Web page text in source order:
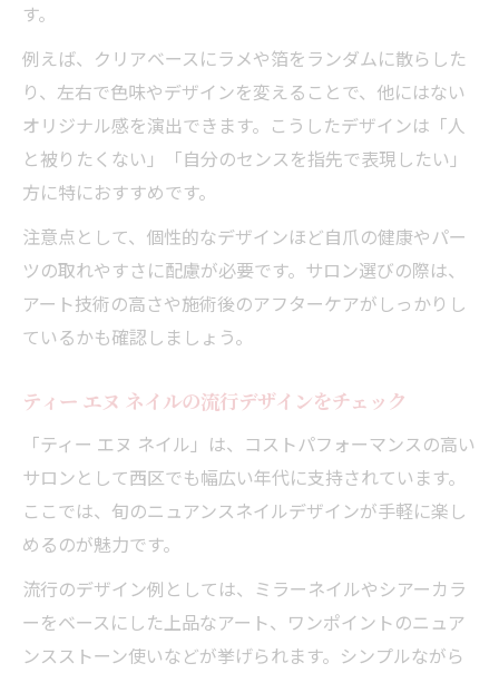
す。
例えば、クリアベースにラメや箔をランダムに散らした
り、左右で色味やデザインを変えることで、他にはない
オリジナル感を演出できます。こうしたデザインは「人
と被りたくない」「自分のセンスを指先で表現したい」
方に特におすすめです。
注意点として、個性的なデザインほど自爪の健康やパー
ツの取れやすさに配慮が必要です。サロン選びの際は、
アート技術の高さや施術後のアフターケアがしっかりし
ているかも確認しましょう。
ティー エヌ ネイルの流行デザインをチェック
「ティー エヌ ネイル」は、コストパフォーマンスの高い
サロンとして西区でも幅広い年代に支持されています。
ここでは、旬のニュアンスネイルデザインが手軽に楽し
めるのが魅力です。
流行のデザイン例としては、ミラーネイルやシアーカラ
ーをベースにした上品なアート、ワンポイントのニュア
ンスストーン使いなどが挙げられます。シンプルながら